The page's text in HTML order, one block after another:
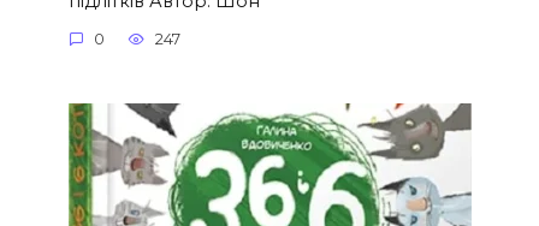
0 247